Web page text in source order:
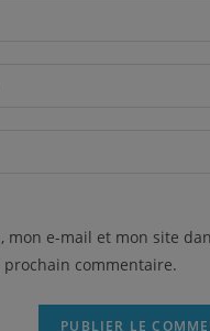
mon e-mail et mon site
commentaire.